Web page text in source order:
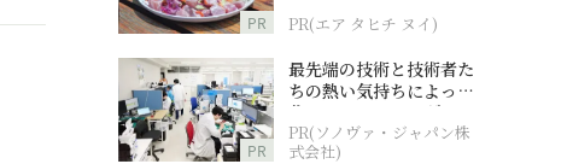
PR PR(エア タヒチ ヌイ)
PR
最先端の技術と技術者た
ちの熱い気持ちによって
作られているオーダーメ
イド補聴器
PR(ソノヴァ・ジャパン株
式会社)